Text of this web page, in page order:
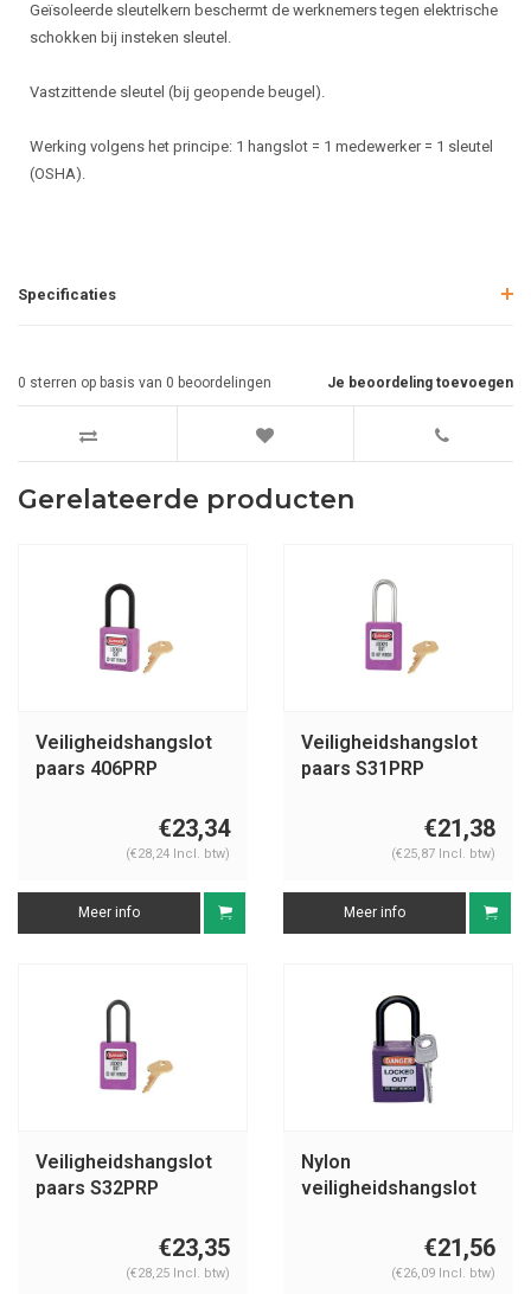
Geïsoleerde sleutelkern beschermt de werknemers tegen elektrische
schokken bij insteken sleutel.
Vastzittende sleutel (bij geopende beugel).
Werking volgens het principe: 1 hangslot = 1 medewerker = 1 sleutel
(OSHA).
Specificaties
Je beoordeling toevoegen
0 sterren op basis van 0 beoordelingen
Gerelateerde producten
Veiligheidshangslot
paars 406PRP
€23,34
(€28,24 Incl. btw)
Meer info
Veiligheidshangslot
paars S31PRP
€21,38
(€25,87 Incl. btw)
Meer info
Veiligheidshangslot
paars S32PRP
€23,35
(€28,25 Incl. btw)
Nylon
veiligheidshangslot
€21,56
(€26,09 Incl. btw)